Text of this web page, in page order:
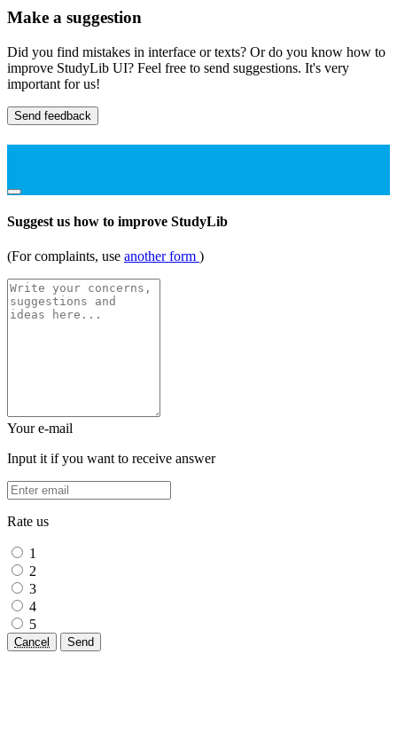
Make a suggestion
Did you find mistakes in interface or texts? Or do you know how to
improve StudyLib UI? Feel free to send suggestions. It's very
important for us!
Send feedback
Suggest us how to improve StudyLib
(For complaints, use another form )
Your e-mail
Input it if you want to receive answer
Rate us
1
2
3
4
5
Cancel Send